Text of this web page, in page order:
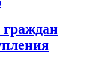
граждан